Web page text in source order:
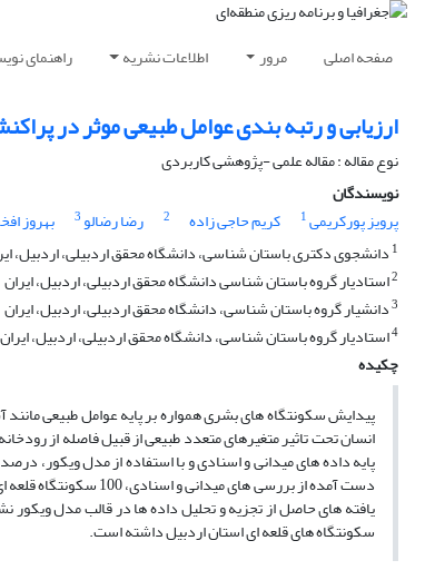
صفحه اصلی مرور اطلاعات نشریه راهنمای
ارزیابی و رتبه بندی عوامل طبیعی موثر در
نوع مقاله : مقاله علمی -پژوهشی کاربردی
نویسندگان
پرویز پورکریمی1 کریم حاجی زاده 2 رضا رضالو3 بهروز
1 دانشجوی دکتری باستان شناسی، دانشگاه محقق اردبیلی، اردبیل،
2استادیار گروه باستان شناسی دانشگاه محقق اردبیلی، اردبیل، ایران
3دانشیار گروه باستان شناسی، دانشگاه محقق اردبیلی، اردبیل، ایران
4استادیار گروه باستان شناسی، دانشگاه محقق اردبیلی، اردبیل، ایران
چکیده
پیدایش سکونتگاه های بشری همواره بر پایه عوامل طبیعی
انسان تحت تاثیر متغیرهای متعدد طبیعی از قبیل فاصله از
پایه داده های میدانی و اسنادی و با استفاده از مدل ویکور،
دست آمده از بررسی
یافته های حاصل از تجزیه و تحلیل داده ها در قالب مدل
سکونتگاه های قلعه ای استان اردبیل داشته است.